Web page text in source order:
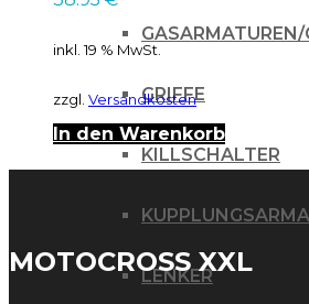
GRIFFE
KILLSCHALTER
LENKER
inkl. 19 % MwSt.
zzgl. Versandkosten
In den Warenkorb
MOTOCROSS XXL